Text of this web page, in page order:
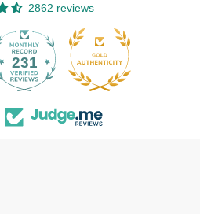
2862 reviews
231